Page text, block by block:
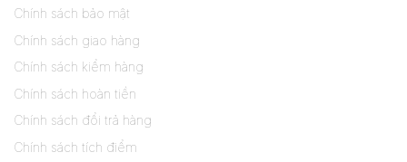
Chính sách bảo mật
Chính sách giao hàng
Chính sách kiểm hàng
Chính sách hoàn tiền
Chính sách đổi trả hàng
Chính sách tích điểm